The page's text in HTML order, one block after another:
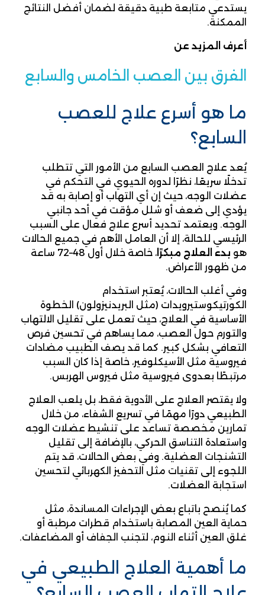
يستدعي متابعة طبية دقيقة لضمان أفضل النتائج
الممكنة.
أعرف المزيد عن
الفرق بين العصب الخامس والسابع
ما هو أسرع علاج للعصب
السابع؟
يُعد علاج العصب السابع من الأمور التي تتطلب
تدخلًا سريعًا، نظرًا لدوره الحيوي في التحكم في
عضلات الوجه، حيث إن أي التهاب أو إصابة به قد
يؤدي إلى ضعف أو شلل مؤقت في أحد جانبي
الوجه. ويعتمد تحديد أسرع علاج فعال على السبب
الرئيسي للحالة، إلا أن العامل الأهم في جميع الحالات
هو بدء العلاج مبكرًا
، خاصة خلال أول 48–72 ساعة
من ظهور الأعراض.
وفي أغلب الحالات، يُعتبر استخدام
الكورتيكوستيرويدات (مثل البريدنيزولون) الخطوة
الأساسية في العلاج، حيث تعمل على تقليل الالتهاب
والتورم حول العصب، مما يساهم في تحسين فرص
التعافي بشكل كبير. كما قد يصف الطبيب مضادات
فيروسية مثل الأسيكلوفير، خاصة إذا كان السبب
مرتبطًا بعدوى فيروسية مثل فيروس الهربس.
ولا يقتصر العلاج على الأدوية فقط، بل يلعب العلاج
الطبيعي دورًا مهمًا في تسريع الشفاء، من خلال
تمارين مخصصة تساعد على تنشيط عضلات الوجه
واستعادة التناسق الحركي، بالإضافة إلى تقليل
التشنجات العضلية. وفي بعض الحالات، قد يتم
اللجوء إلى تقنيات مثل التحفيز الكهربائي لتحسين
استجابة العضلات.
كما يُنصح باتباع بعض الإجراءات المساندة، مثل
حماية العين المصابة باستخدام قطرات مرطبة أو
غلق العين أثناء النوم، لتجنب الجفاف أو المضاعفات.
ما أهمية العلاج الطبيعي في